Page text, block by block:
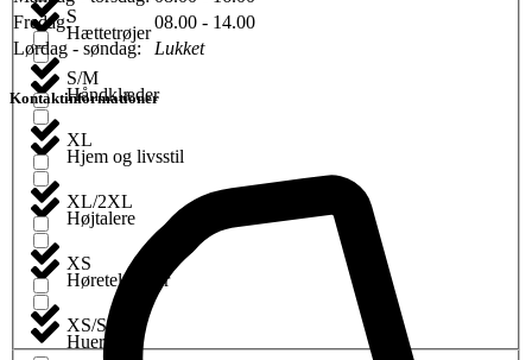
Hættetrøjer
Håndklæder
Hjem og livsstil
Højtalere
Høretelefoner
Huer
S
S/M
XL
XL/2XL
XS
XS/S
Fredag:
08.00 - 14.00
Lørdag - søndag:
Lukket
Kontaktinformationer